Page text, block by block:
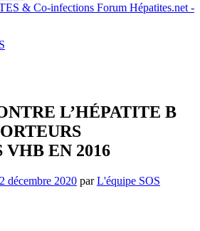
Forum Hépatites.net -
L’HÉPATITE B
VHB EN 2016
décembre 2020 parL'équipe SOS